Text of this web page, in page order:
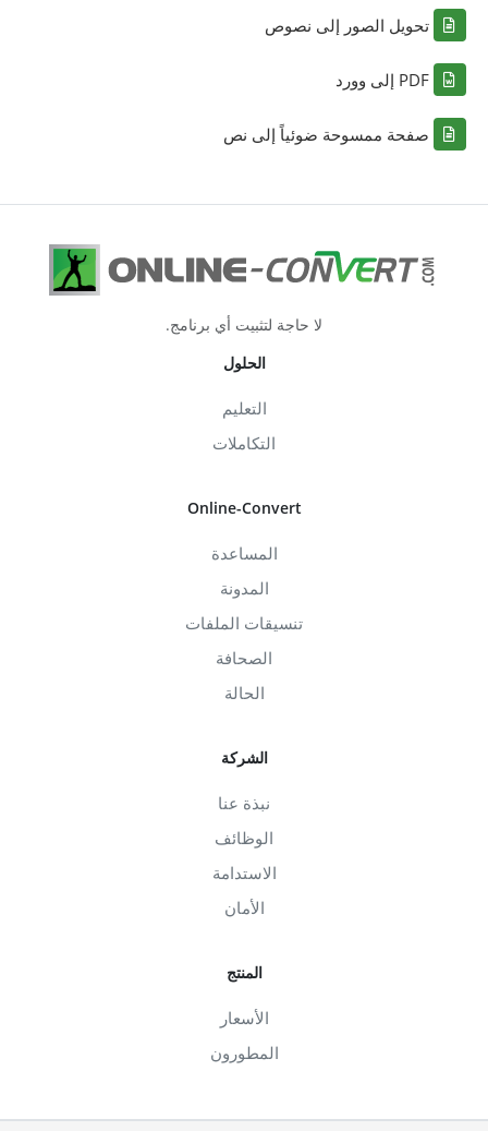
تحويل الصور إلى نصوص
PDF إلى وورد
صفحة ممسوحة ضوئياً إلى نص
لا حاجة لتثبيت أي برنامج.
الحلول
التعليم
التكاملات
Online-Convert
المساعدة
المدونة
تنسيقات الملفات
الصحافة
الحالة
الشركة
نبذة عنا
الوظائف
الاستدامة
الأمان
المنتج
الأسعار
المطورون